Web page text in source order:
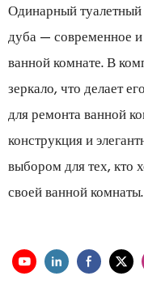
Одинарный
дуба — современное
ванной комнате. В
зеркало, что делает
для ремонта ванной
конструкция и
выбором для тех, кто
своей ванной комнаты.